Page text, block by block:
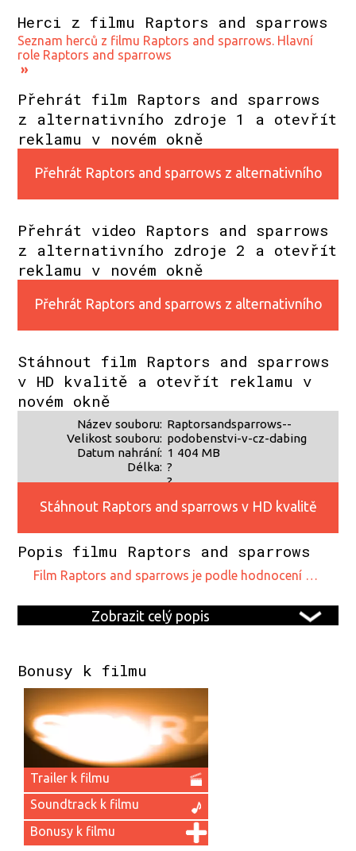
Herci z filmu Raptors and sparrows
Seznam herců z filmu Raptors and sparrows. Hlavní
role Raptors and sparrows
»
Přehrát film Raptors and sparrows
z alternativního zdroje 1 a otevřít
reklamu v novém okně
Přehrát Raptors and sparrows z alternativního
Přehrát video Raptors and sparrows
z alternativního zdroje 2 a otevřít
reklamu v novém okně
Přehrát Raptors and sparrows z alternativního
Stáhnout film Raptors and sparrows
v HD kvalitě a otevřít reklamu v
novém okně
Název souboru:
Velikost souboru:
Datum nahrání:
Délka:
Raptorsandsparrows--
podobenstvi-v-cz-dabing
1 404 MB
?
?
Stáhnout Raptors and sparrows v HD kvalitě
Popis filmu Raptors and sparrows
film Raptors and sparrows je podle hodnocení …
Zobrazit celý popis
Bonusy k filmu
Trailer k filmu
Soundtrack k filmu
Bonusy k filmu